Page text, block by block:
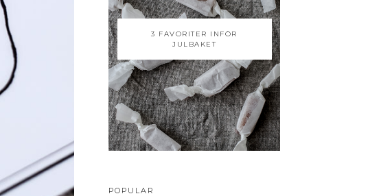
3 FAVORITER INFÖR
JULBAKET
POPULAR